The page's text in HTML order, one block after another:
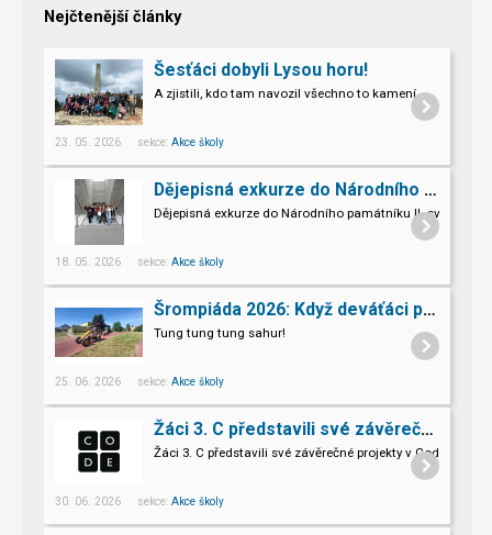
Nejčtenější články
Šesťáci dobyli Lysou horu!
A zjistili, kdo tam navozil všechno to kamení.
23. 05. 2026 sekce: Akce školy
Dějepisná exkurze do Národního památníku II. sv. války v Hrabyni
Dějepisná exkurze do Národního památníku II. světové
18. 05. 2026 sekce: Akce školy
Šrompiáda 2026: Když deváťáci převzali velení
Tung tung tung sahur!
25. 06. 2026 sekce: Akce školy
Žáci 3. C představili své závěrečné projekty v Code.org
Žáci 3. C představili své závěrečné projekty v Code.org
30. 06. 2026 sekce: Akce školy